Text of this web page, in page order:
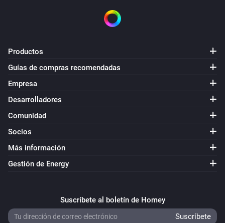
Productos
Guías de compras recomendadas
Empresa
Desarrolladores
Comunidad
Socios
Más información
Gestión de Energy
Suscríbete al boletín de Homey